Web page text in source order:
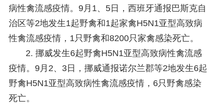
病性禽流感疫情。 9月1、5日，西班牙通报巴斯克自
治区等2地发生1起野禽和1起家禽H5N1亚型高致病
性禽流感疫情，1只野禽和8200只家禽感染死亡。
2. 挪威发生6起野禽H5N1亚型高致病性禽流感
疫情。 9月2、3日，挪威通报诺尔兰郡等2地发生6起
野禽H5N1亚型高致病性禽流感疫情，6只野禽感染
死亡。